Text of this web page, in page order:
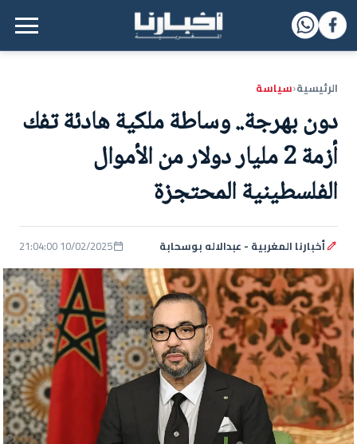
القائمة الرئيسية
الرئيسية‹سياسة
دون بهرجة.. وساطة ملكية هادئة تفك
أزمة 2 مليار دولار من الأموال
الفلسطينية المحتجزة
أخبارنا المغربية - عبدالاله بوسحابة 10/02/2025 21:04:00